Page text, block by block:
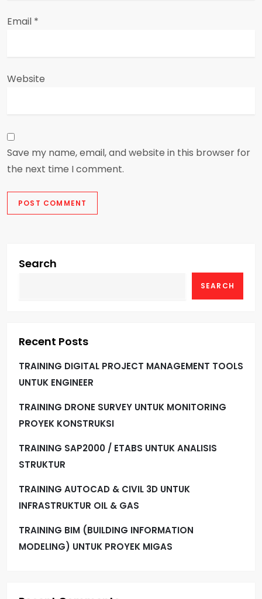
Email *
Website
Save my name, email, and website in this browser for
the next time I comment.
Search
SEARCH
Recent Posts
TRAINING DIGITAL PROJECT MANAGEMENT TOOLS
UNTUK ENGINEER
TRAINING DRONE SURVEY UNTUK MONITORING
PROYEK KONSTRUKSI
TRAINING SAP2000 / ETABS UNTUK ANALISIS
STRUKTUR
TRAINING AUTOCAD & CIVIL 3D UNTUK
INFRASTRUKTUR OIL & GAS
TRAINING BIM (BUILDING INFORMATION
MODELING) UNTUK PROYEK MIGAS